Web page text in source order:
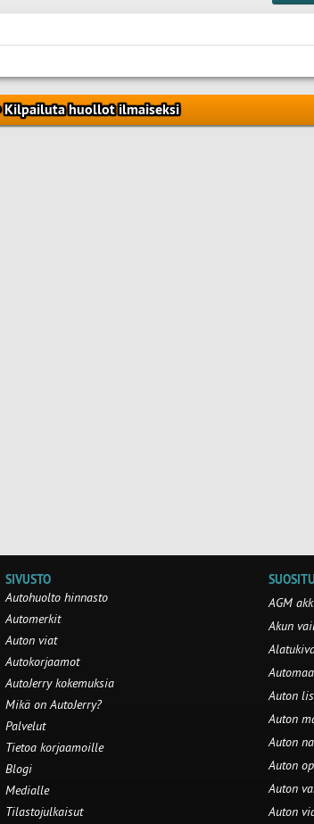
Kilpailuta huollot ilmaiseksi
SIVUSTO
Autohuolto hinnasto
Automerkit
Auton viat
Autokorjaamot
AutoJerry kokemuksia
Mikä on AutoJerry?
Palvelut
Tietoa korjaamoille
Blogi
Medialle
Tilastojulkaisut
AGM
Akun
Auton
Auton
Auton
Auton
Auton
Auton